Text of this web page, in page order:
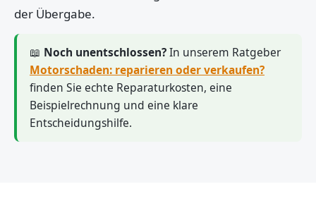
der Übergabe.
📖 Noch unentschlossen?In unserem Ratgeber
Motorschaden: reparieren oder verkaufen?
finden Sie echte Reparaturkosten, eine
Beispielrechnung und eine klare
Entscheidungshilfe.